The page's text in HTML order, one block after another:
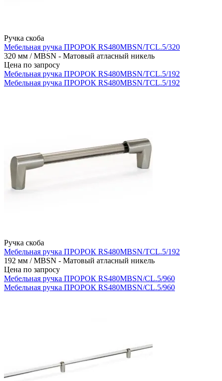
Ручка скоба
Мебельная ручка ПРОРОК RS480MBSN/TCL.5/320
320 мм / MBSN - Матовый атласный никель
Цена по запросу
Мебельная ручка ПРОРОК RS480MBSN/TCL.5/192
Мебельная ручка ПРОРОК RS480MBSN/TCL.5/192
Ручка скоба
Мебельная ручка ПРОРОК RS480MBSN/TCL.5/192
192 мм / MBSN - Матовый атласный никель
Цена по запросу
Мебельная ручка ПРОРОК RS480MBSN/CL.5/960
Мебельная ручка ПРОРОК RS480MBSN/CL.5/960